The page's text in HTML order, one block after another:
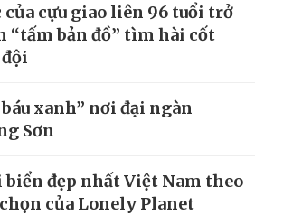
của cựu giao liên 96 tuổi trở
“tấm bản đồ” tìm hài cốt
xanh” nơi đại ngàn
Sơn
biển đẹp nhất Việt Nam theo
của Lonely Planet